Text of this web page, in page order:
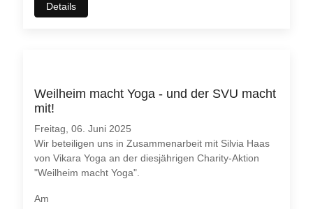
Details
Weilheim macht Yoga - und der SVU macht
mit!
Freitag, 06. Juni 2025
Wir beteiligen uns in Zusammenarbeit mit Silvia Haas
von Vikara Yoga an der diesjährigen Charity-Aktion
"Weilheim macht Yoga".
Am